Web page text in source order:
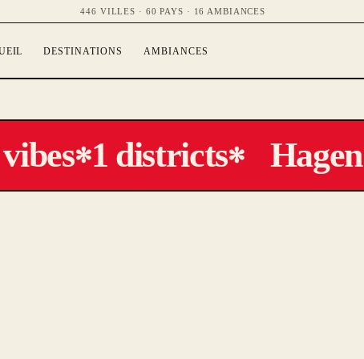
446 VILLES · 60 PAYS · 16 AMBIANCES
DESTINATIONS AMBIANCES
✻1 districts✻